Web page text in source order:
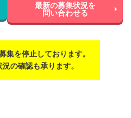
最新の募集状況を
問い合わせる
集を停止しております。
の確認も承ります。